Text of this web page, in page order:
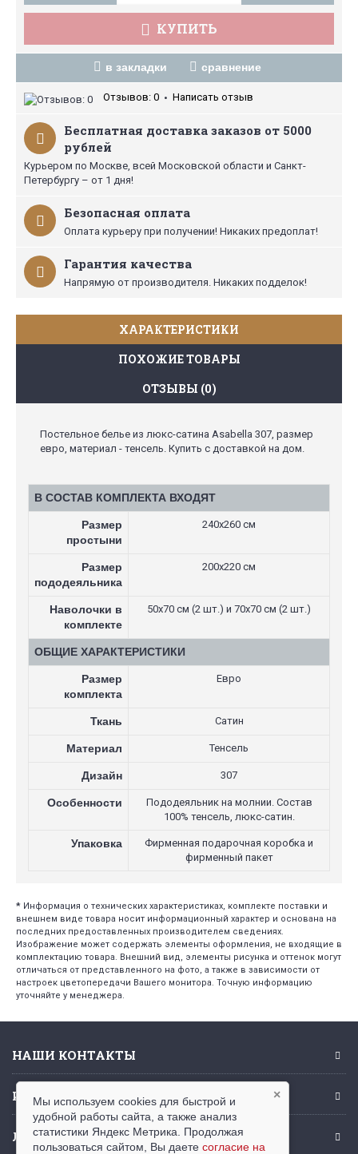
КУПИТЬ
в закладки сравнение
Отзывов: 0 • Написать отзыв
Бесплатная доставка заказов от 5000
рублей
Курьером по Москве, всей Московской области и Санкт-
Петербургу – от 1 дня!
Безопасная оплата
Оплата курьеру при получении! Никаких предоплат!
Гарантия качества
Напрямую от производителя. Никаких подделок!
ХАРАКТЕРИСТИКИ
ПОХОЖИЕ ТОВАРЫ
ОТЗЫВЫ (0)
Постельное белье из люкс-сатина Asabella 307, размер
евро, материал - тенсель. Купить с доставкой на дом.
В СОСТАВ КОМПЛЕКТА ВХОДЯТ
Размер
простыни
240х260 см
Размер
пододеяльника
200х220 см
Наволочки в
комплекте
50х70 см (2 шт.) и 70х70 см (2 шт.)
ОБЩИЕ ХАРАКТЕРИСТИКИ
Размер
комплекта
Евро
Ткань Сатин
Материал Тенсель
Дизайн 307
Особенности
Пододеяльник на молнии. Состав
100% тенсель, люкс-сатин.
Упаковка
Фирменная подарочная коробка и
фирменный пакет
* Информация о технических характеристиках, комплекте поставки и
внешнем виде товара носит информационный характер и основана на
последних предоставленных производителем сведениях.
Изображение может содержать элементы оформления, не входящие в
комплектацию товара. Внешний вид, элементы рисунка и оттенок могут
отличаться от представленного на фото, а также в зависимости от
настроек цветопередачи Вашего монитора. Точную информацию
уточняйте у менеджера.
НАШИ КОНТАКТЫ
ИНФОРМАЦИЯ
ЛИЧНЫЙ КАБИНЕТ
×
Мы используем cookies для быстрой и
удобной работы сайта, а также анализ
статистики Яндекс Метрика. Продолжая
пользоваться сайтом, Вы даете согласие на